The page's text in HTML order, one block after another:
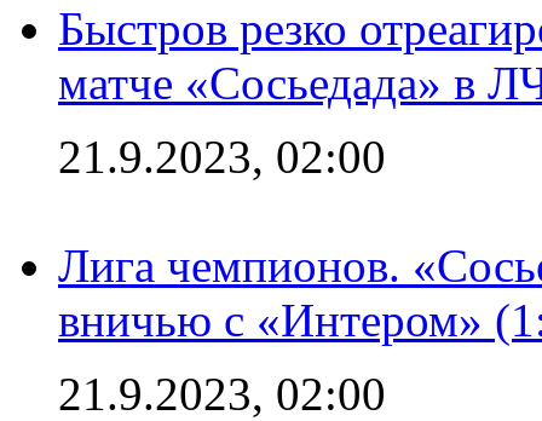
Быстров резко
матче «Сосьедада» в
21.9.2023, 02:00
Лига чемпионов.
вничью с «Интером»
21.9.2023, 02:00